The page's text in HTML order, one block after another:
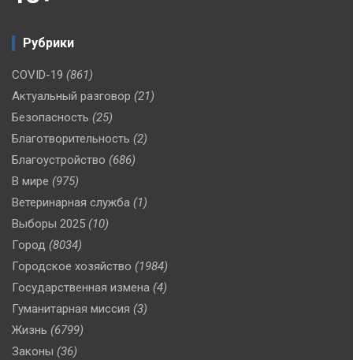
Рубрики
COVID-19 (861)
Актуальный разговор (21)
Безопасность (25)
Благотворительность (2)
Благоустройство (686)
В мире (975)
Ветеринарная служба (1)
Выборы 2025 (10)
Город (8034)
Городское хозяйство (1984)
Государственная измена (4)
Гуманитарная миссия (3)
Жизнь (6799)
Законы (36)